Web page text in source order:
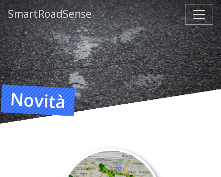
SmartRoadSense
Novità